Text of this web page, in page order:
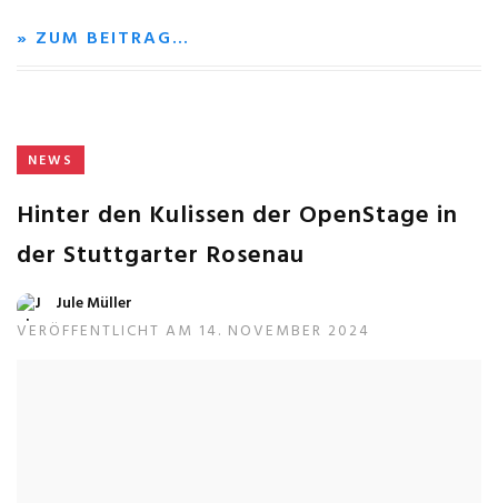
» ZUM BEITRAG…
NEWS
Hinter den Kulissen der OpenStage in
der Stuttgarter Rosenau
Jule Müller
VERÖFFENTLICHT AM 14. NOVEMBER 2024